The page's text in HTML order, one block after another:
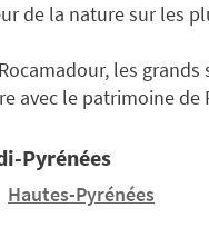
de la nature sur les
les
le patrimoine de
Pyrénées
Hautes-Pyrénées